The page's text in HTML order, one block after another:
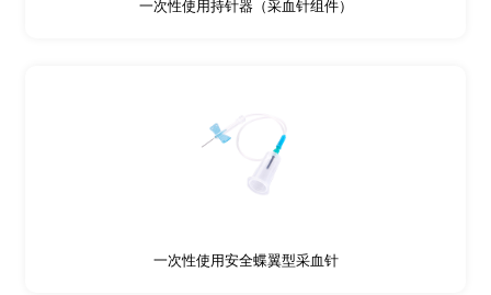
一次性使用持针器（采血针组件）
一次性使用安全蝶翼型采血针